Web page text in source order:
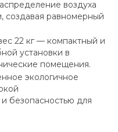
воздуха
создавая равномерный
22 кг — компактный и
установки в
помещения.
экологичное
безопасностью для